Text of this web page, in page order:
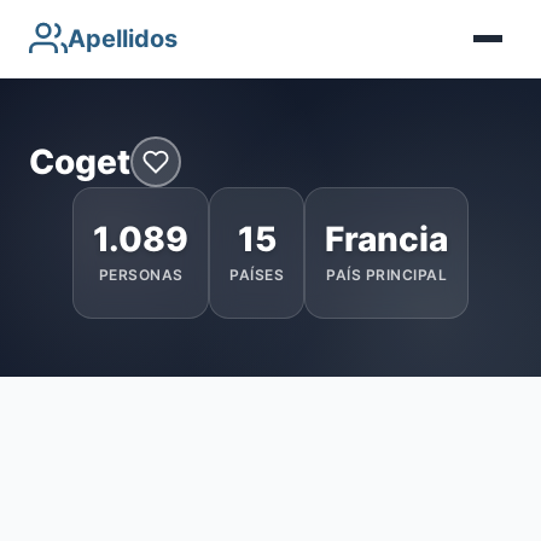
Apellidos
Coget
1.089
PERSONAS
15
PAÍSES
Francia
PAÍS PRINCIPAL